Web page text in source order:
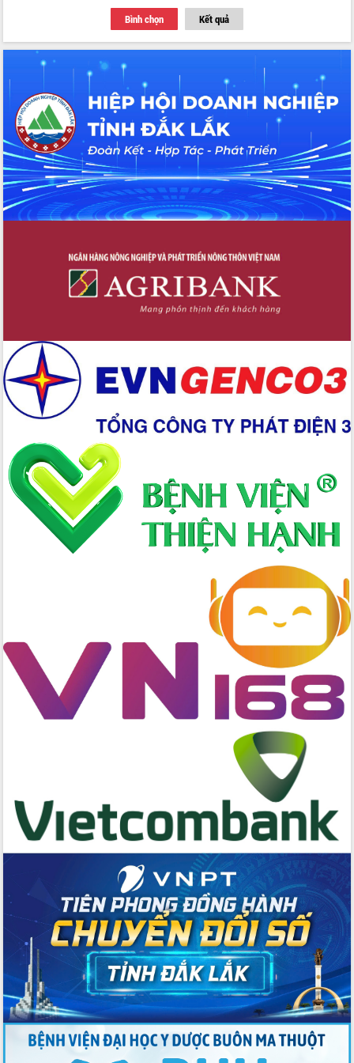
với Tập đoàn Bưu chính Viễn thông
Thứ trưởng Bộ Y tế làm việc với tỉnh
Đắk Lắk về phát triển nhân lực y tế
cho trạm y tế cấp xã
Du lịch Đắk Lắk nâng tầm trải nghiệm
du khách thông qua Hệ thống cơ sở dữ
liệu và Bản đồ số
Tập huấn ứng dụng trí tuệ nhân tạo (AI)
trong thương mại điện tử năm 2026
Đoàn đại biểu Quốc hội tỉnh Đắk Lắk
trao đổi thông tin trước Kỳ họp thứ
nhất, Quốc hội khóa XVI
thông nguồn lực phát triển
Nâng cao hiệu lực, hiệu quả HĐND
tỉnh thông qua hiện đại hóa hành chính
Xã Ea Phê gắn cải cách hành chính với
Phó Chủ tịch Thường trực UBND tỉnh
Hồ Thị Nguyên Thảo làm việc tại Trung
tâm Phục vụ hành chính công xã Ea
Phê
Xây dựng nền hành chính số đồng
hành cùng nông dân dân, doanh nghiệp
Giai đoạn 2026-2030, Đắk Lắk phấn
đấu có 77% xã đạt chuẩn nông thôn
mới
Chuyển đổi số 'mở đường' cho nông
nghiệp Đắk Lắk tăng trưởng bứt phá
Triển khai đồng bộ đo đạc, lập hồ sơ
địa chính, hoàn thiện cơ sở dữ liệu đất
Đảng từ Sổ tay đảng viên điện tử
Đắk Lắk đẩy mạnh nuôi biển công
nghệ, hướng tới phát triển thủy sản
bền vững
Tập huấn nâng cao năng lực triển khai
2026
Đẩy mạnh cải cách hành chính, quyết
tâm đạt được mục tiêu tăng trưởng
hai con số trong năm 2026
Tổ chức trang trọng Lễ hội Đền thờ
Lương Văn Chánh năm 2026
Phó Bí thư Tỉnh ủy Đắk Lắk Đỗ Hữu
Huy giữ chức Bí thư Đảng ủy Ủy Ban
Nhân dân tỉnh
Bệnh án điện tử thúc đẩy chuyển đổi
số y tế tại Đắk Lắk
Chuyển đổi số thư viện: Mở rộng
không gian tri thức trong thời đại số
Đánh giá, rút kinh nghiệm công tác tổ
chức diễn tập trước ngày bầu cử
Bình chọn Kết quả